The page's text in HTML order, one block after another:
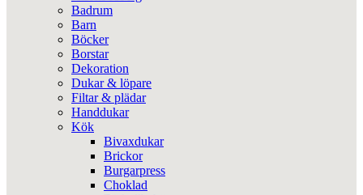
Badrum
Barn
Böcker
Borstar
Dekoration
Dukar & löpare
Filtar & plädar
Handdukar
Kök
Bivaxdukar
Brickor
Burgarpress
Choklad